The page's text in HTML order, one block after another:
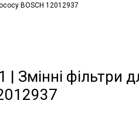
BOSCH 12012937
| Змінні фільтри